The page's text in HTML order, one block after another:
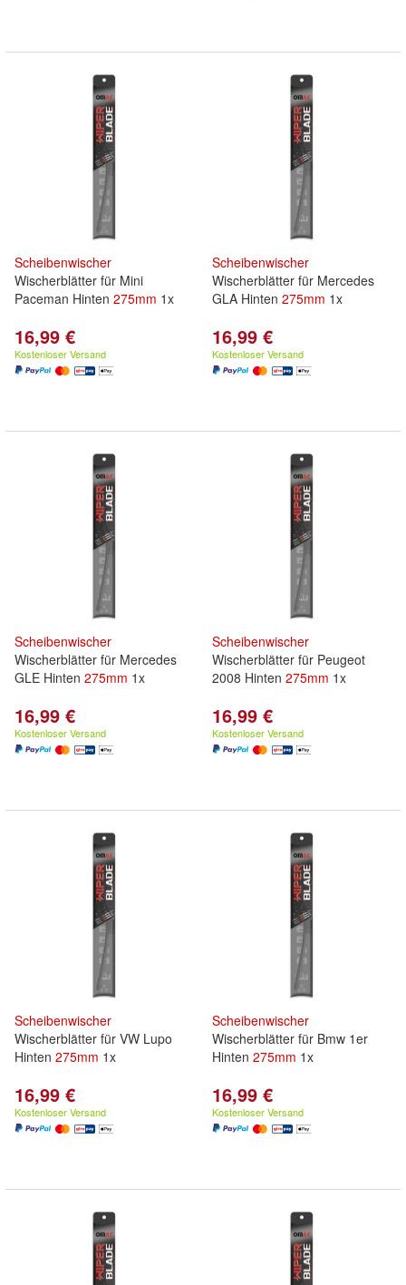
Scheibenwischer
Wischerblätter für Mini
Paceman Hinten 275mm 1x
16,99 €
Kostenloser Versand
Scheibenwischer
Wischerblätter für Mercedes
GLA Hinten 275mm 1x
16,99 €
Kostenloser Versand
Scheibenwischer
Wischerblätter für Mercedes
GLE Hinten 275mm 1x
16,99 €
Kostenloser Versand
Scheibenwischer
Wischerblätter für Peugeot
2008 Hinten 275mm 1x
16,99 €
Kostenloser Versand
Scheibenwischer
Wischerblätter für VW Lupo
Hinten 275mm 1x
16,99 €
Kostenloser Versand
Scheibenwischer
Wischerblätter für Bmw 1er
Hinten 275mm 1x
16,99 €
Kostenloser Versand